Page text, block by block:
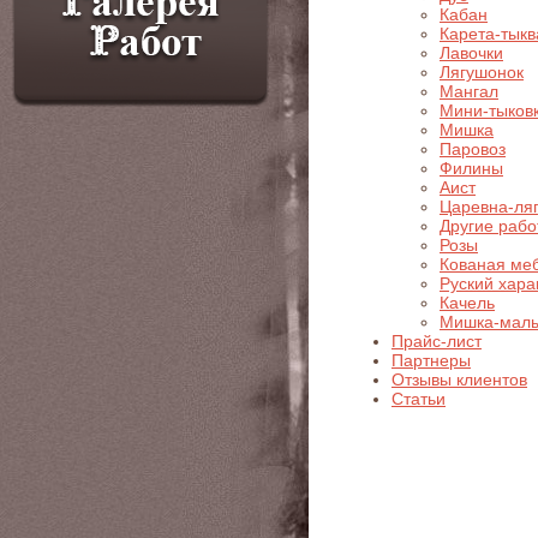
Кабан
Карета-
Лавочки
Лягушонок
Мангал
Мини-
Мишка
Паровоз
Филины
Аист
Царевна-
Другие
Розы
Кованая
Руский
Качель
Мишка-
Прайс-лист
Партнеры
Отзывы клиентов
Статьи